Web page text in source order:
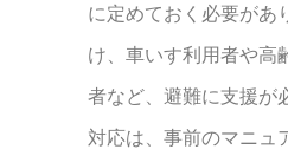
に定めておく必要があ
け、車いす利用者や高
者など、避難に支援が
対応は、事前のマニュ